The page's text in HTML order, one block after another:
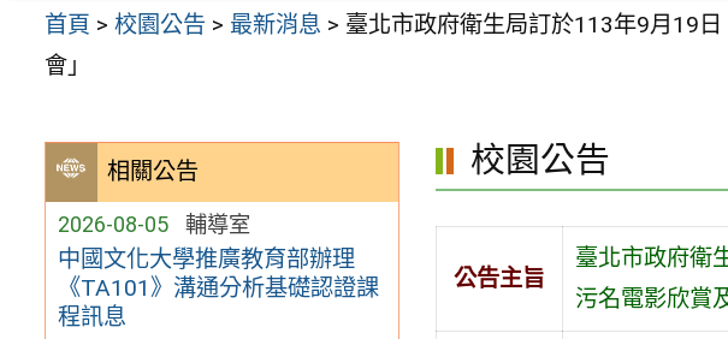
首頁 >校園公告 > 最新消息 > 臺北市政府衛生局訂於113年9月19
會」
相關公告
2026-08-05 輔導室
中國文化大學推廣教育部辦理
《TA101》溝通分析基礎認證課
程訊息
校園公告
公告主旨
臺北市政府衛
污名電影欣賞